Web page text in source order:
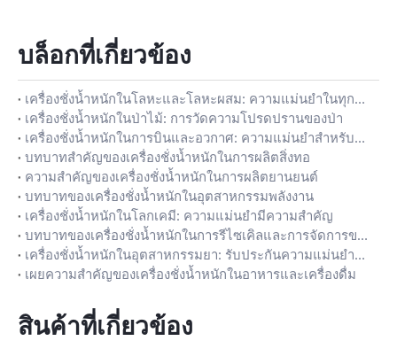
บล็อกที่เกี่ยวข้อง
เครื่องชั่งน้ำหนักในโลหะและโลหะผสม: ความแม่นยำในทุกกรัม
เครื่องชั่งน้ำหนักในป่าไม้: การวัดความโปรดปรานของป่า
เครื่องชั่งน้ำหนักในการบินและอวกาศ: ความแม่นยำสำหรับการบิน
บทบาทสำคัญของเครื่องชั่งน้ำหนักในการผลิตสิ่งทอ
ความสำคัญของเครื่องชั่งน้ำหนักในการผลิตยานยนต์
บทบาทของเครื่องชั่งน้ำหนักในอุตสาหกรรมพลังงาน
เครื่องชั่งน้ำหนักในโลกเคมี: ความแม่นยำมีความสำคัญ
บทบาทของเครื่องชั่งน้ำหนักในการรีไซเคิลและการจัดการของเสีย
เครื่องชั่งน้ำหนักในอุตสาหกรรมยา: รับประกันความแม่นยำและคุณภาพ
เผยความสำคัญของเครื่องชั่งน้ำหนักในอาหารและเครื่องดื่ม
สินค้าที่เกี่ยวข้อง